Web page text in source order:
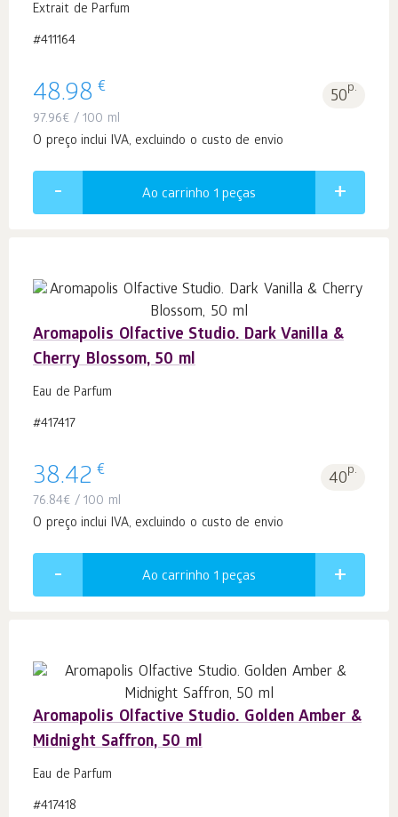
Extrait de Parfum
#411164
48.98 € 50p.
97.96€ / 100 ml
O preço inclui IVA, excluindo o custo de envio
Ao carrinho 1 peças
Aromapolis Olfactive Studio. Dark Vanilla &
Cherry Blossom, 50 ml
Eau de Parfum
#417417
38.42 € 40p.
76.84€ / 100 ml
O preço inclui IVA, excluindo o custo de envio
Ao carrinho 1 peças
Aromapolis Olfactive Studio. Golden Amber &
Midnight Saffron, 50 ml
Eau de Parfum
#417418